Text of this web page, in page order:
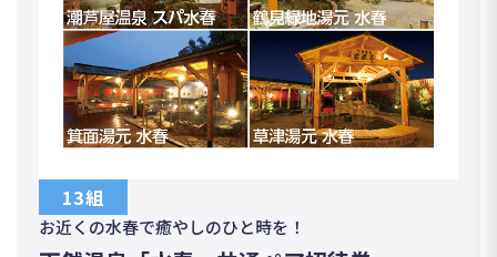
13組
お近くの水春で癒やしのひと時を！